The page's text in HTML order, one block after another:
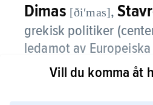
Dimas [ðiʹmas],
grekisk politiker
ledamot av
2004–09.
Vill du komma åt